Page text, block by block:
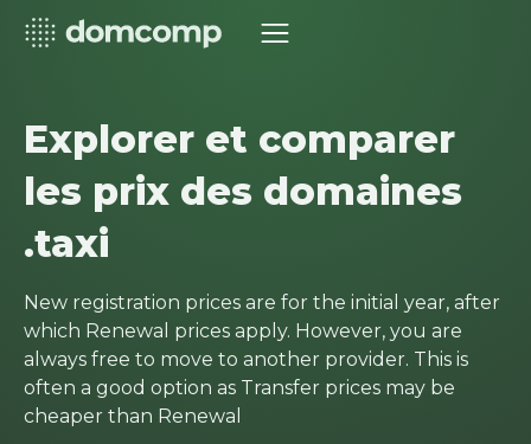
Explorer et comparer
les prix des domaines
.taxi
New registration prices are for the initial year, after
which Renewal prices apply. However, you are
always free to move to another provider. This is
often a good option as Transfer prices may be
cheaper than Renewal